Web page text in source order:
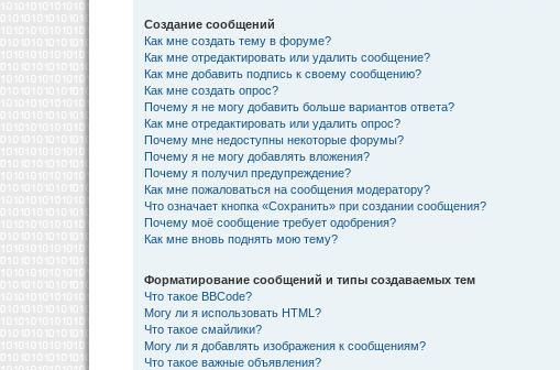
Создание сообщений
Как мне создать тему в форуме?
Как мне отредактировать или удалить сообщение?
Как мне добавить подпись к своему сообщению?
Как мне создать опрос?
Почему я не могу добавить больше вариантов ответа?
Как мне отредактировать или удалить опрос?
Почему мне недоступны некоторые форумы?
Почему я не могу добавлять вложения?
Почему я получил предупреждение?
Как мне пожаловаться на сообщения модератору?
Что означает кнопка «Сохранить» при создании сообщения?
Почему моё сообщение требует одобрения?
Как мне вновь поднять мою тему?
Форматирование сообщений и типы создаваемых тем
Что такое BBCode?
Могу ли я использовать HTML?
Что такое смайлики?
Могу ли я добавлять изображения к сообщениям?
Что такое важные объявления?